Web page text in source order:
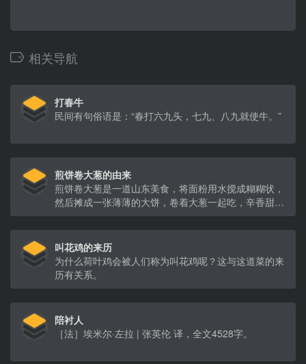
相关导航
打春牛
民间有句俗语是：“春打六九头，七九、八九就使牛。”
煎饼卷大葱的由来
煎饼卷大葱是一道山东美食，将面粉用水搅成糊糊状，
然后摊成一张薄薄的大饼，卷着大葱一起吃，辛香甜
辣，又好吃又开胃。这道美食是如何来的呢？这其实与
一个动人的爱情故事有关。
叫花鸡的来历
为什么荷叶鸡会被人们称为叫花鸡呢？这与这道菜的来
历有关系。
陪衬人
［法］埃米尔·左拉 | 张英伦 译，全文4528字。